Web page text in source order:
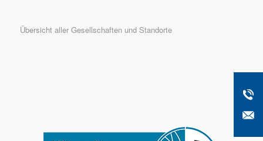
Übersicht aller Gesellschaften und Standorte